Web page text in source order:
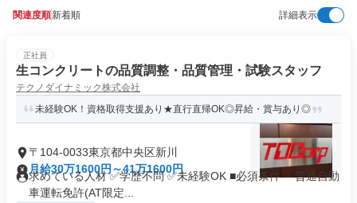
関連度順新着順 詳細表示
正社員
生コンクリートの品質調整・品質管理・試験スタッフ
テクノダイナミック株式会社
未経験OK！資格取得支援あり★直行直帰OK◎昇給・賞与あり◎
〒104-0033東京都中央区新川
月給30万1600円～41万1600円
求めている人材 ✅学歴不問 ✅未経験OK ■必須条件 ・普通自動
車運転免許(AT限定...